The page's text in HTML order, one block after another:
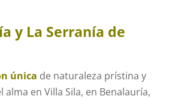
y La Serranía de
única de naturaleza prístina y
alma en Villa Sila, en Benalauría,